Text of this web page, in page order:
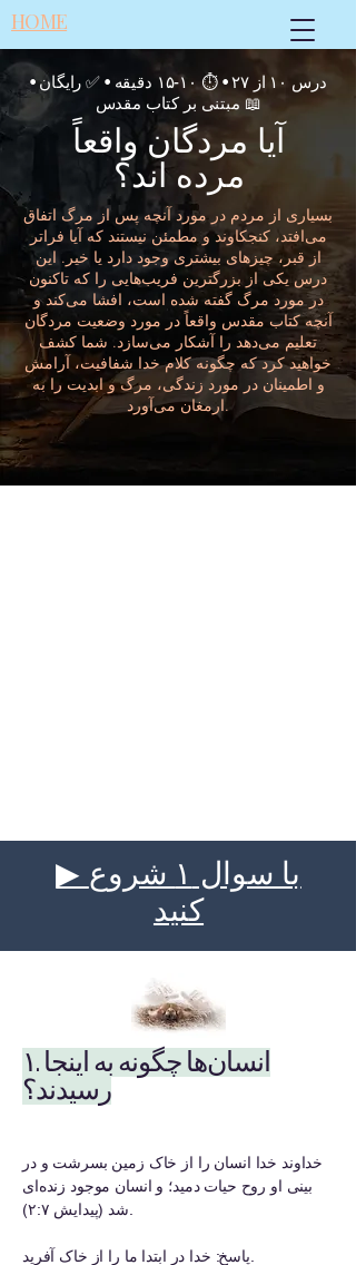
HOME
درس ۱۰ از ۲۷ • ⏱ ۱۰-۱۵ دقیقه • ✅ رایگان •
📖 مبتنی بر کتاب مقدس
آیا مردگان واقعاً
مرده اند؟
بسیاری از مردم در مورد آنچه پس از مرگ اتفاق
می‌افتد، کنجکاوند و مطمئن نیستند که آیا فراتر
از قبر، چیزهای بیشتری وجود دارد یا خیر. این
درس یکی از بزرگترین فریب‌هایی را که تاکنون
در مورد مرگ گفته شده است، افشا می‌کند و
آنچه کتاب مقدس واقعاً در مورد وضعیت مردگان
تعلیم می‌دهد را آشکار می‌سازد. شما کشف
خواهید کرد که چگونه کلام خدا شفافیت، آرامش
و اطمینان در مورد زندگی، مرگ و ابدیت را به
ارمغان می‌آورد.
▶ با سوال ۱ شروع
کنید
۱. انسان‌ها چگونه به اینجا
رسیدند؟
خداوند خدا انسان را از خاک زمین بسرشت و در
بینی او روح حیات دمید؛ و انسان موجود زنده‌ای